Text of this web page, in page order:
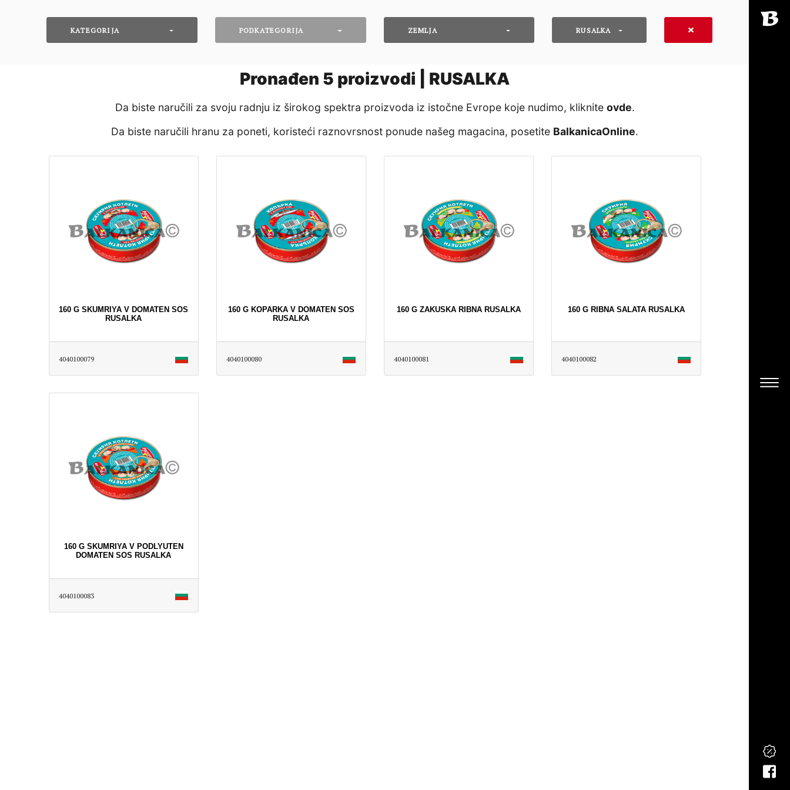
KATEGORIJA PODKATEGORIJA ZEMLJA RUSALKA
Pronađen 5 proizvodi | RUSALKA
Da biste naručili za svoju radnju iz širokog spektra proizvoda iz istočne Evrope koje nudimo, kliknite ovde․
Da biste naručili hranu za poneti, koristeći raznovrsnost ponude našeg magacina, posetite BalkanicaOnline․
160 G SKUMRIYA V DOMATEN SOS
RUSALKA
4040100079
160 G KOPARKA V DOMATEN SOS
RUSALKA
4040100080
160 G ZAKUSKA RIBNA RUSALKA
4040100081
160 G RIBNA SALATA RUSALKA
4040100082
160 G SKUMRIYA V PODLYUTEN
DOMATEN SOS RUSALKA
4040100083